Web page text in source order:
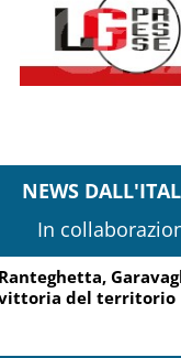
NEWS
In
Ranteghetta,
del territorio